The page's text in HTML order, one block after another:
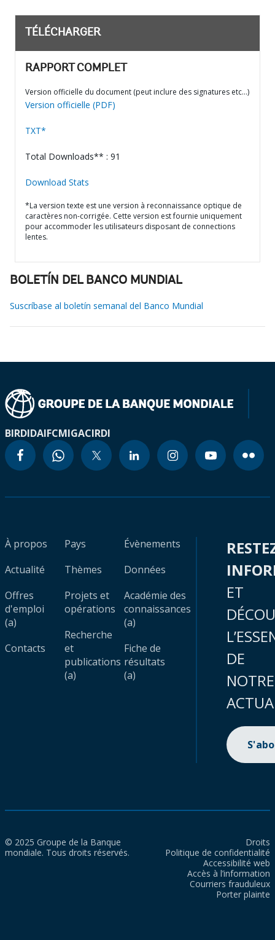
TÉLÉCHARGER
RAPPORT COMPLET
Version officielle du document (peut inclure des signatures etc…)
Version officielle (PDF)
TXT*
Total Downloads** : 91
Download Stats
*La version texte est une version à reconnaissance optique de
caractères non-corrigée. Cette version est fournie uniquement
pour accommoder les utilisateurs disposant de connections
lentes.
BOLETÍN DEL BANCO MUNDIAL
Suscríbase al boletín semanal del Banco Mundial
BIRDIDAIFCMIGACIRDI
À propos
Actualité
Offres
d'emploi
(a)
Contacts
Pays
Thèmes
Projets et
opérations
Recherche
et
publications
(a)
Évènements
Données
Académie des
connaissances
(a)
Fiche de
résultats
(a)
ET
DE
NOTRE
© 2025 Groupe de la Banque
mondiale. Tous droits réservés.
Droits
Politique de confidentialité
Accessibilité web
Accès à l’information
Courriers frauduleux
Porter plainte